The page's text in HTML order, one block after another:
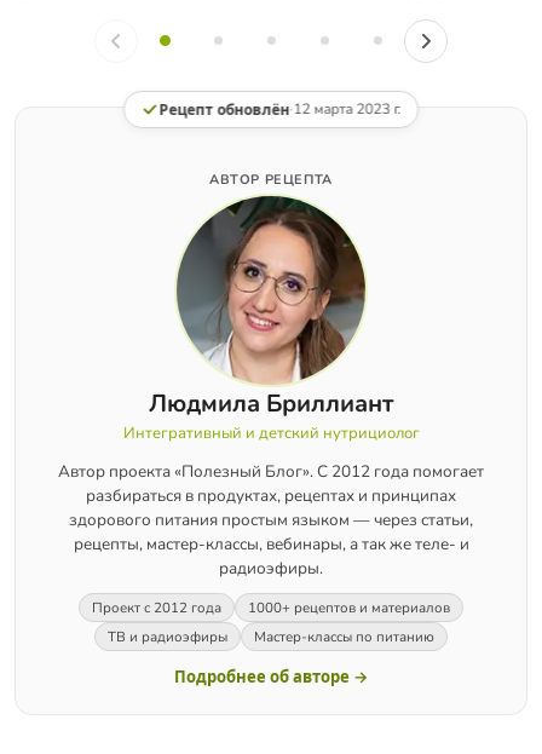
Рецепт обновлён·12 марта 2023 г.
АВТОР РЕЦЕПТА
Людмила Бриллиант
Интегративный и детский нутрициолог
Автор проекта «Полезный Блог». С 2012 года помогает
разбираться в продуктах, рецептах и принципах
здорового питания простым языком — через статьи,
рецепты, мастер-классы, вебинары, а так же теле- и
радиоэфиры.
Проект с 2012 года
1000+ рецептов и материалов
ТВ и радиоэфиры
Мастер-классы по питанию
Подробнее об авторе →